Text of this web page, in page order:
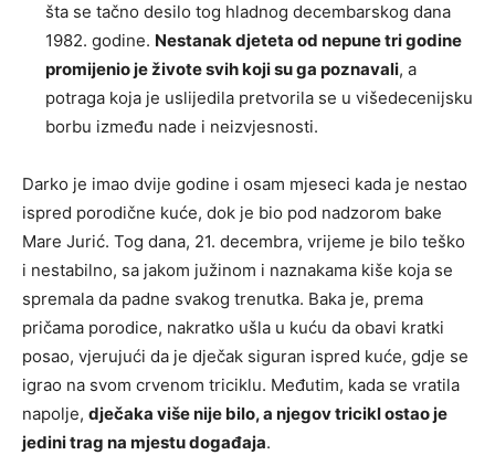
šta se tačno desilo tog hladnog decembarskog dana
1982. godine. Nestanak djeteta od nepune tri godine
promijenio je živote svih koji su ga poznavali, a
potraga koja je uslijedila pretvorila se u višedecenijsku
borbu između nade i neizvjesnosti.
Darko je imao dvije godine i osam mjeseci kada je nestao
ispred porodične kuće, dok je bio pod nadzorom bake
Mare Jurić. Tog dana, 21. decembra, vrijeme je bilo teško
i nestabilno, sa jakom južinom i naznakama kiše koja se
spremala da padne svakog trenutka. Baka je, prema
pričama porodice, nakratko ušla u kuću da obavi kratki
posao, vjerujući da je dječak siguran ispred kuće, gdje se
igrao na svom crvenom triciklu. Međutim, kada se vratila
napolje, dječaka više nije bilo, a njegov tricikl ostao je
jedini trag na mjestu događaja.